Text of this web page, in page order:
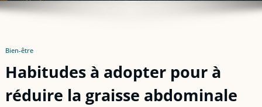
Bien-être
Habitudes à adopter pour à
réduire la graisse abdominale